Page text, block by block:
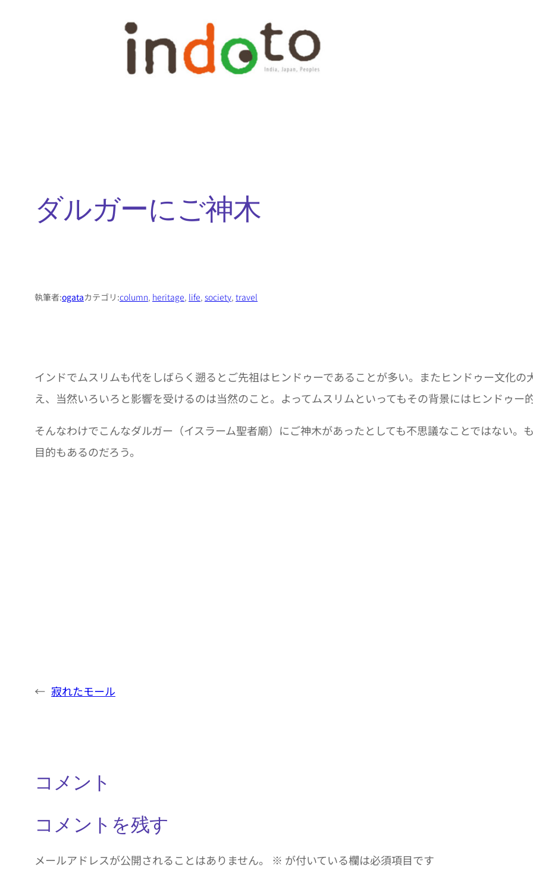
ダルガーにご神木
執筆者:ogataカテゴリ:column, heritage, life, society, travel
インドでムスリムも代をしばらく遡るとご先祖はヒンドゥーであることが多い。またヒンドゥー文化
え、当然いろいろと影響を受けるのは当然のこと。よってムスリムといってもその背景にはヒンドゥー
そんなわけでこんなダルガー（イスラーム聖者廟）にご神木があったとしても不思議なことではない。
目的もあるのだろう。
← 寂れたモール
コメント
コメントを残す
メールアドレスが公開されることはありません。 ※ が付いている欄は必須項目です